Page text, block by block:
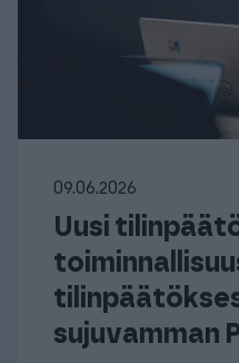
09.06.2026
Uusi
sujuvamman